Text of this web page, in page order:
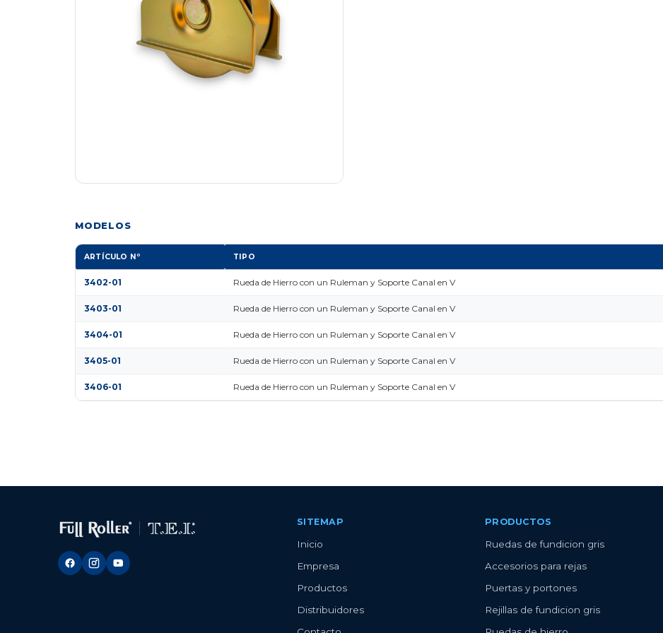
MODELOS
ARTÍCULO Nº TIPO
3402-01 Rueda de Hierro con un Ruleman y Soporte Canal en V
3403-01 Rueda de Hierro con un Ruleman y Soporte Canal en V
3404-01 Rueda de Hierro con un Ruleman y Soporte Canal en V
3405-01 Rueda de Hierro con un Ruleman y Soporte Canal en V
3406-01 Rueda de Hierro con un Ruleman y Soporte Canal en V
SITEMAP
Inicio
Empresa
Productos
Distribuidores
PRODUCTOS
Ruedas de fundicion gris
Accesorios para rejas
Puertas y portones
Rejillas de fundicion gris